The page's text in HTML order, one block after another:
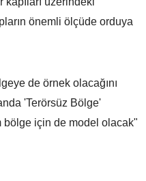
önemli ölçüde orduya
de örnek olacağını
'Terörsüz Bölge'
bölge için de model olacak"